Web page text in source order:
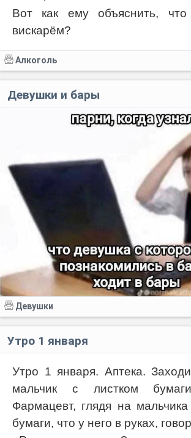
Вот как ему объяснить,
вискарём?
Алкоголь
Девушки и бары
Девушки
Утро 1 января
Утро 1 января. Аптека.
мальчик с листком
Фармацевт, глядя на
бумаги, что у него в руках,